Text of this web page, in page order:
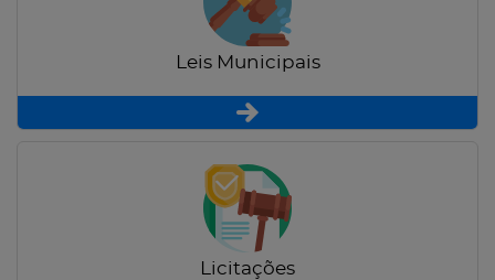
Leis Municipais
Licitações